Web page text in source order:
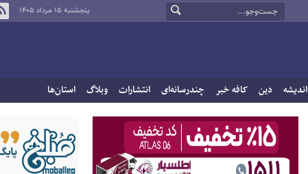
پنجشنبه ۱۵ مرداد ۱۴۰۵
اندیشه دین کافه خبر چندرسانه‌ای انتشارات وبلاگ استان‌ها